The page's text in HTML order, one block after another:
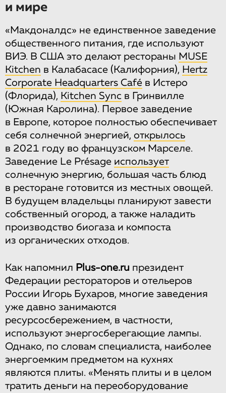
и мире
«Макдоналдс» не единственное заведение
общественного питания, где используют
ВИЭ. В США это делают рестораны MUSE
Kitchen в Калабасасе (Калифорния), Hertz
Corporate Headquarters Café в Истеро
(Флорида), Kitchen Sync в Гринвилле
(Южная Каролина). Первое заведение
в Европе, которое полностью обеспечивает
себя солнечной энергией, открылось
в 2021 году во французском Марселе.
Заведение Le Présage использует
солнечную энергию, большая часть блюд
в ресторане готовится из местных овощей.
В будущем владельцы планируют завести
собственный огород, а также наладить
производство биогаза и компоста
из органических отходов.
Как напомнил Plus-one.ru президент
Федерации рестораторов и отельеров
России Игорь Бухаров, многие заведения
уже давно занимаются
ресурсосбережением, в частности,
используют энергосберегающие лампы.
Однако, по словам специалиста, наиболее
энергоемким предметом на кухнях
являются плиты. «Менять плиты и в целом
тратить деньги на переоборудование